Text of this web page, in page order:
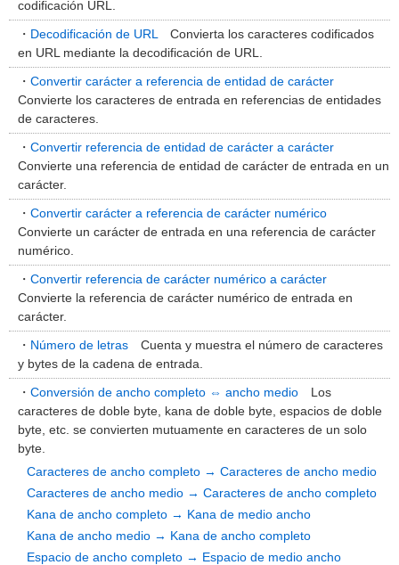
codificación URL.
・ Decodificación de URL
Convierta los caracteres codificados
en URL mediante la decodificación de URL.
・ Convertir carácter a referencia de entidad de carácter
Convierte los caracteres de entrada en referencias de entidades
de caracteres.
・ Convertir referencia de entidad de carácter a carácter
Convierte una referencia de entidad de carácter de entrada en un
carácter.
・ Convertir carácter a referencia de carácter numérico
Convierte un carácter de entrada en una referencia de carácter
numérico.
・ Convertir referencia de carácter numérico a carácter
Convierte la referencia de carácter numérico de entrada en
carácter.
・ Número de letras Cuenta y muestra el número de caracteres
y bytes de la cadena de entrada.
・ Conversión de ancho completo ⇔ ancho medio Los
caracteres de doble byte, kana de doble byte, espacios de doble
byte, etc. se convierten mutuamente en caracteres de un solo
byte.
Caracteres de ancho completo → Caracteres de ancho medio
Caracteres de ancho medio → Caracteres de ancho completo
Kana de ancho completo → Kana de medio ancho
Kana de ancho medio → Kana de ancho completo
Espacio de ancho completo → Espacio de medio ancho